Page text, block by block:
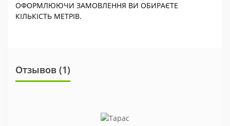
ОФОРМЛЮЮЧИ ЗАМОВЛЕННЯ ВИ ОБИРАЄТЕ
КІЛЬКІСТЬ МЕТРІВ.
Отзывов (1)